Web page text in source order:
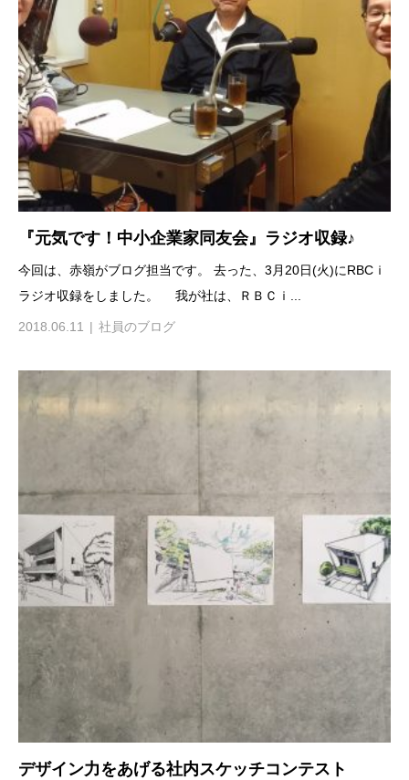
『元気です！中小企業家同友会』ラジオ収録♪
今回は、赤嶺がブログ担当です。 去った、3月20日(火)にRBCｉ
ラジオ収録をしました。 我が社は、ＲＢＣｉ...
2018.06.11 社員のブログ
デザイン力をあげる社内スケッチコンテスト